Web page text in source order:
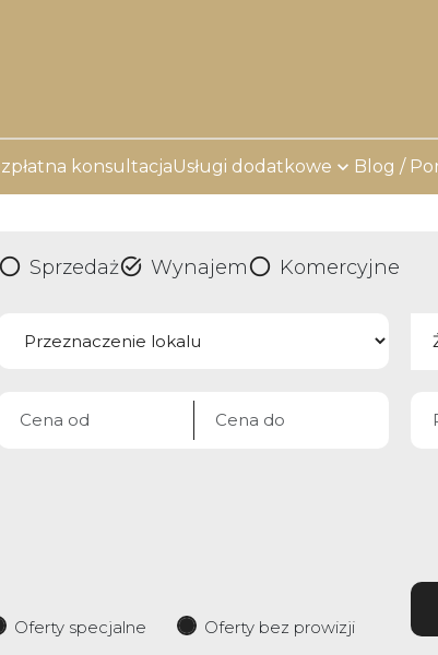
konsultacjaUsługi dodatkowe Blog /
Sprzedaż Wynajem Komercyjne
Oferty specjalne Oferty bez prowizji